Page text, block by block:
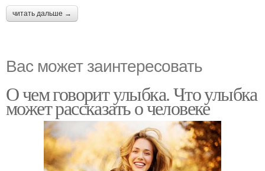
читать дальше →
Вас может заинтересовать
О чем говорит улыбка. Что улыбка
может рассказать о человеке